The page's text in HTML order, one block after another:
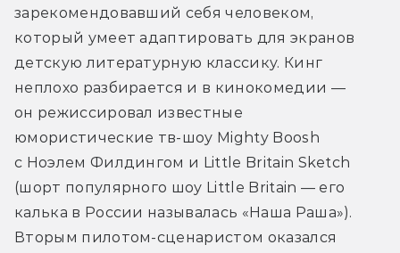
зарекомендовавший себя человеком,
который умеет адаптировать для экранов
детскую литературную классику. Кинг
неплохо разбирается и в кинокомедии —
он режиссировал известные
юмористические тв-шоу Mighty Boosh
с Ноэлем Филдингом и Little Britain Sketch
(шорт популярного шоу Little Britain — его
калька в России называлась «Наша Раша»).
Вторым пилотом-сценаристом оказался